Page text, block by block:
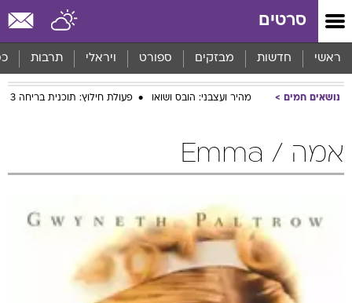
סרטים
ראשי חדשות מבזקים ספורט ויראלי תרבות
נושאים חמים מהיר ועצבני: הובס ושואו פעולת חילוץ: תוכנית בריחה 3
אמה / Emma